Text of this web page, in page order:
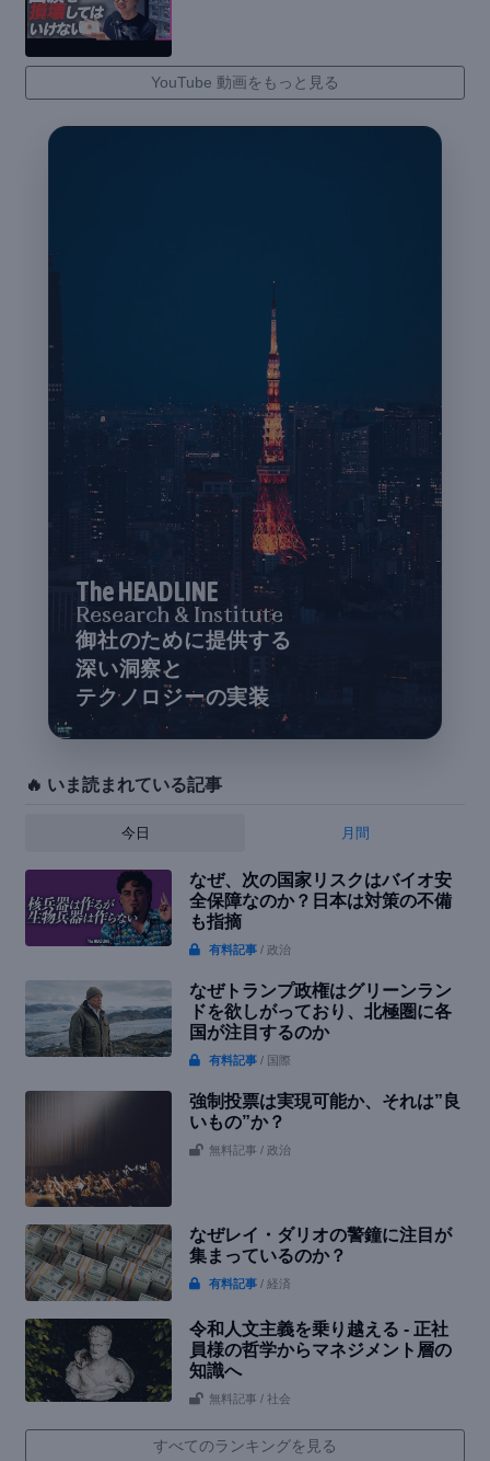
YouTube 動画をもっと見る
The HEADLINE
Research & Institute
御社のために提供する
深い洞察と
テクノロジーの実装
🔥 いま読まれている記事
今日 月間
なぜ、次の国家リスクはバイオ安
全保障なのか？日本は対策の不備
も指摘
有料記事 / 政治
なぜトランプ政権はグリーンラン
ドを欲しがっており、北極圏に各
国が注目するのか
有料記事 / 国際
強制投票は実現可能か、それは”良
いもの”か？
無料記事 / 政治
なぜレイ・ダリオの警鐘に注目が
集まっているのか？
有料記事 / 経済
令和人文主義を乗り越える - 正社
員様の哲学からマネジメント層の
知識へ
無料記事 / 社会
すべてのランキングを見る